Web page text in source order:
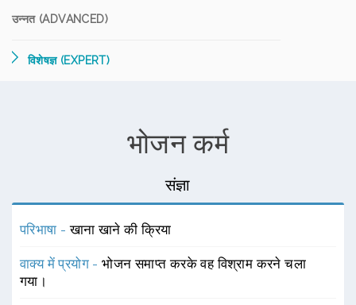
उन्नत (ADVANCED)
विशेषज्ञ (EXPERT)
भोजन कर्म
संज्ञा
परिभाषा -खाना खाने की क्रिया
वाक्य में प्रयोग -भोजन समाप्त करके वह विश्राम करने चला
गया।